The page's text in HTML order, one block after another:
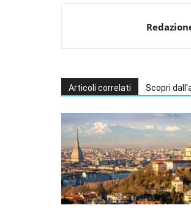
Articoli correlati Scopri